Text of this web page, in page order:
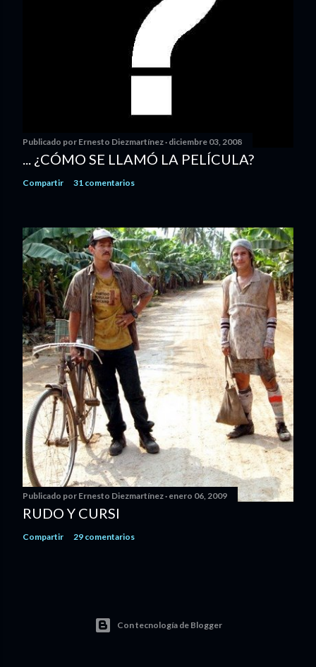
Publicado por Ernesto Diezmartínez diciembre 03, 2008
... ¿CÓMO SE LLAMÓ LA PELÍCULA?
Compartir 31 comentarios
Publicado por Ernesto Diezmartínez enero 06, 2009
RUDO Y CURSI
Compartir 29 comentarios
Con tecnología de Blogger